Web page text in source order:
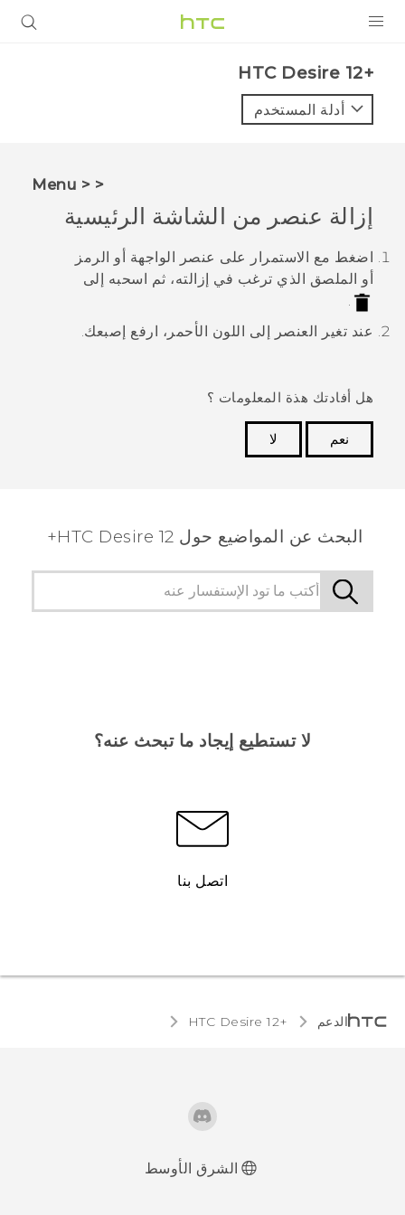
VIVE
VIVERSE
البرامج + التطبيقات
الدعم
أجهزة HTC والملحقات
HTC Desire 12+‎
أدلة المستخدم
< < Menu
إزالة عنصر من الشاشة الرئيسية
اضغط مع الاستمرار على عنصر الواجهة أو الرمز
أو الملصق الذي ترغب في إزالته، ثم اسحبه إلى
.
عند تغير العنصر إلى اللون الأحمر، ارفع إصبعك.
هل أفادتك هذة المعلومات ؟
نعم
لا
البحث عن المواضيع حول HTC Desire 12+
لا تستطيع إيجاد ما تبحث عنه؟
اتصل بنا
الدعم HTC Desire 12+‎
الشرق الأوسط